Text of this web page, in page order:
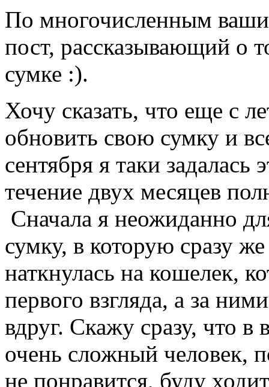
По многочисленным
пост, рассказывающий о
сумке :).
Хочу сказать, что еще с
обновить свою сумку и
сентября я таки
течение двух месяцев
Сначала я неожиданно
сумку, в которую сразу
наткнулась на кошелек,
первого взгляда, а за
вдруг. Скажу сразу, что
очень сложный человек,
не понравится, буду